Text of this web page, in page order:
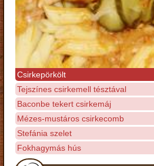
Csirkepörkölt
Tejszínes csirkemell tésztával
Baconbe tekert csirkemáj
Mézes-mustáros csirkecomb
Stefánia szelet
Fokhagymás hús